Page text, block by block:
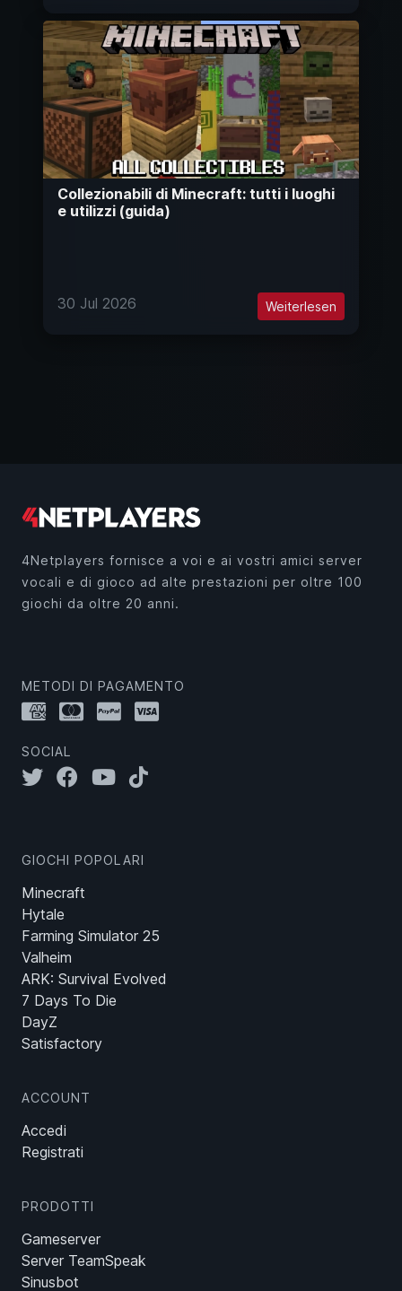
Collezionabili di Minecraft: tutti i luoghi
e utilizzi (guida)
30 Jul 2026 Weiterlesen
4Netplayers fornisce a voi e ai vostri amici server
vocali e di gioco ad alte prestazioni per oltre 100
giochi da oltre 20 anni.
METODI DI PAGAMENTO
SOCIAL
GIOCHI POPOLARI
Minecraft
Hytale
Farming Simulator 25
Valheim
ARK: Survival Evolved
7 Days To Die
DayZ
Satisfactory
ACCOUNT
Accedi
Registrati
PRODOTTI
Gameserver
Server TeamSpeak
Sinusbot